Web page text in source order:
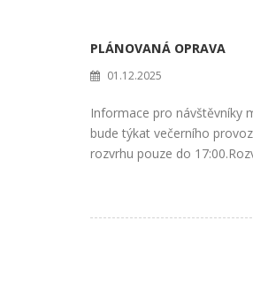
PLÁNOVANÁ OPRAVA
01.12.2025
Informace pro návštěvníky
bude týkat večerního
rozvrhu pouze do